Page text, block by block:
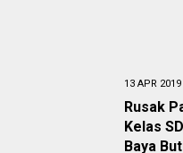
13 APR 2019
Rusak
Kelas
Baya